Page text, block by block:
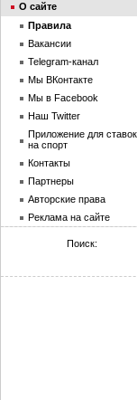
О сайте
Правила
Вакансии
Telegram-канал
Мы ВКонтакте
Мы в Facebook
Наш Twitter
Приложение для ставок
на спорт
Контакты
Партнеры
Авторские права
Реклама на сайте
Поиск: